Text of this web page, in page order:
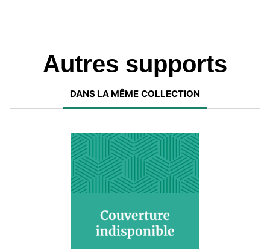
Autres supports
DANS LA MÊME COLLECTION